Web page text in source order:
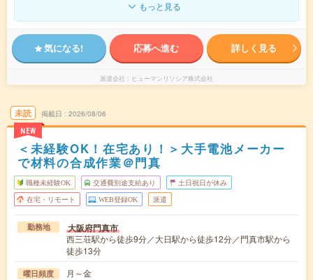
もっと見る
気になる! 応募へ進む 詳しく見る
派遣会社 ヒューマンリソシア株式会社
未読
NEW
掲載日 2026/08/06
＜未経験OK！在宅あり！＞大手電池メーカー
で材料の合成作業＠門真
職種未経験OK 交通費別途支給あり 土日祝日が休み
在宅・リモート WEB登録OK 派遣
勤務地 大阪府門真市
西三荘駅から徒歩9分／大日駅から徒歩12分／門真市駅から
徒歩13分
曜日頻度 月～金